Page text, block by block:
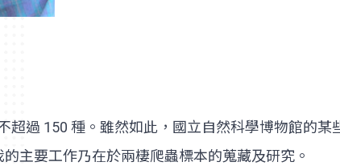
超過 150 種。雖然如此，國立自然科學博物館的
主要工作乃在於兩棲爬蟲標本的蒐藏及研究。